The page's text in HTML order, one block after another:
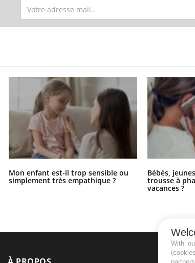
Mon enfant est-il trop sensible ou
simplement très empathique ?
Bébés,
trousse à
vacances ?
With